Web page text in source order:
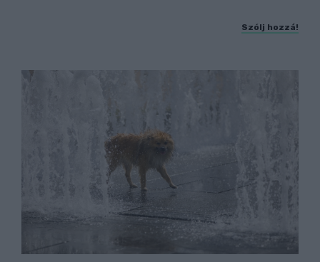
Szólj hozzá!